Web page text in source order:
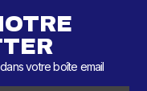
votre boîte email